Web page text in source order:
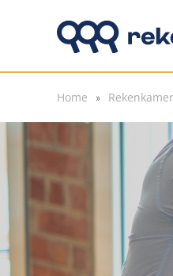
Overslaan en naar de
Home